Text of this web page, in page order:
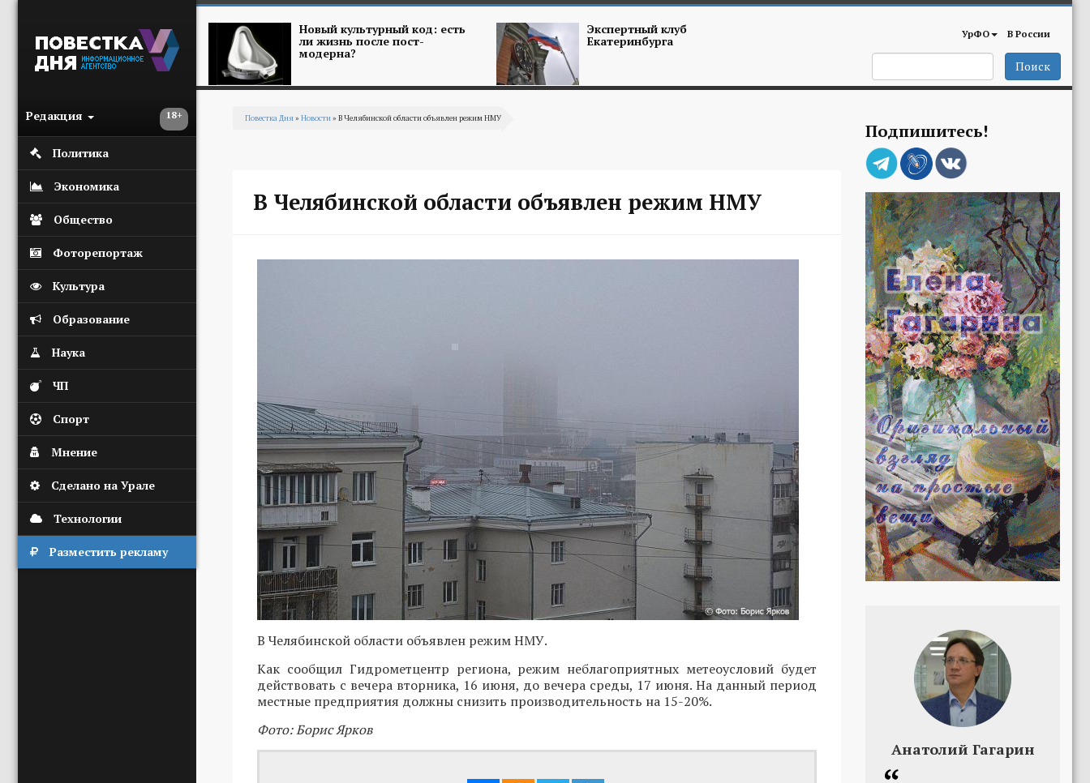
18+
Редакция
Политика
Экономика
Общество
Фоторепортаж
Культура
Образование
Наука
ЧП
Спорт
Мнение
Сделано на Урале
Технологии
Разместить рекламу
Новый культурный код: есть
ли жизнь после пост-
модерна?
Экспертный клуб
Екатеринбурга УрФО В России
Поиск
Повестка Дня» Новости» В Челябинской области объявлен режим НМУ
В Челябинской области объявлен режим НМУ
В Челябинской области объявлен режим НМУ.
Как сообщил Гидрометцентр региона, режим неблагоприятных метеоусловий будет
действовать с вечера вторника, 16 июня, до вечера среды, 17 июня. На данный период
местные предприятия должны снизить производительность на 15-20%.
Фото: Борис Ярков
Подпишитесь!
Анатолий Гагарин